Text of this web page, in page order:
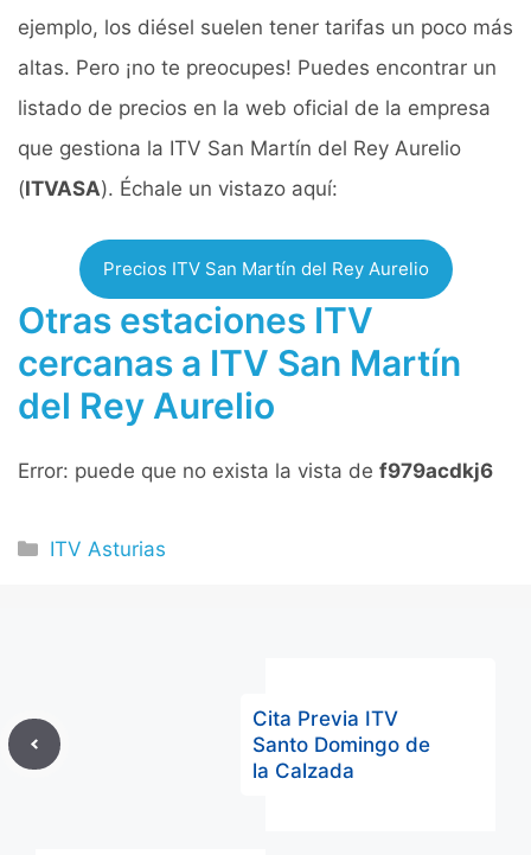
ejemplo, los diésel suelen tener tarifas un poco más
altas. Pero ¡no te preocupes! Puedes encontrar un
listado de precios en la web oficial de la empresa
que gestiona la ITV San Martín del Rey Aurelio
(ITVASA). Échale un vistazo aquí:
Precios ITV San Martín del Rey Aurelio
Otras estaciones ITV
cercanas a ITV San Martín
del Rey Aurelio
Error: puede que no exista la vista de f979acdkj6
Categorías
ITV Asturias
Cita Previa ITV
Santo Domingo de
la Calzada